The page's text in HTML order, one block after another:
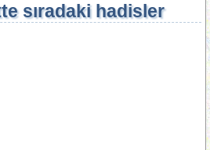
sıradaki hadisler